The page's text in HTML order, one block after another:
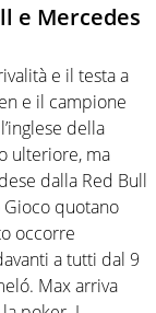
e Mercedes
e il testa a
e il campione
della
ulteriore, ma
dalla Red Bull
quotano
occorre
a tutti dal 9
Max arriva